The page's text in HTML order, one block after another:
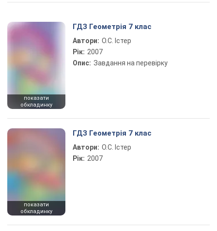
Play Video
показати
обкладинку
ГДЗ Геометрія 7 клас
Автори: О.С. Істер
Рік: 2007
Опис: Завдання на перевірку
показати
обкладинку
ГДЗ Геометрія 7 клас
Автори: О.С. Істер
Рік: 2007